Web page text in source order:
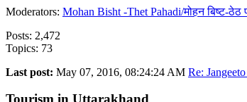
Moderators: Mohan Bisht -Thet Pahadi/मोहन बिष्ट-ठेठ
Posts: 2,472
Topics: 73
Last post: May 07, 2016, 08:24:24 AM Re: